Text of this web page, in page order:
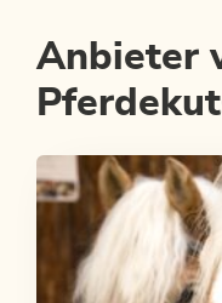
Anbieter